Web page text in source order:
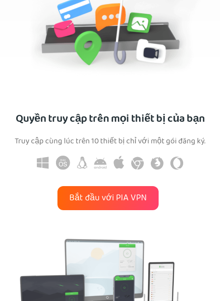
Quyền truy cập trên mọi thiết bị của bạn
Truy cập cùng lúc trên 10 thiết bị chỉ với một gói đăng ký.
Bắt đầu với PIA VPN